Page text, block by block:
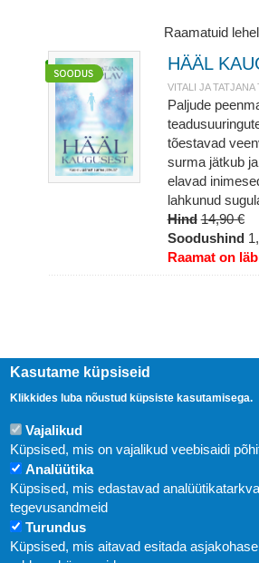
Raamatuid
HÄÄL
VITALI JA TATJANA
Paljude
tõestavad
surma jätkub
elavad
lahkunud
Hind 14,90 €
Soodushind
Raamat on
Uudised
KIRJASTUS PEGASUS
Kasutame küpsiseid
Klikkides luba nõustud küpsiste kasutamisega.
Vajalikud
Küpsised, mis on vajalikud veebisaidi
Analüütika
Küpsised, mis edastavad
tegevusandmeid
Turundus
Küpsised, mis aitavad esitada